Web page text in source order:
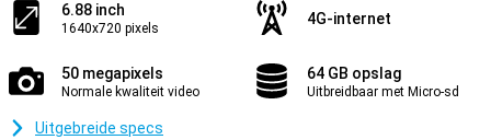
6.88 inch
1640x720 pixels
4G-internet
50 megapixels
Normale kwaliteit video
64 GB opslag
Uitbreidbaar met Micro-sd
Uitgebreide specs